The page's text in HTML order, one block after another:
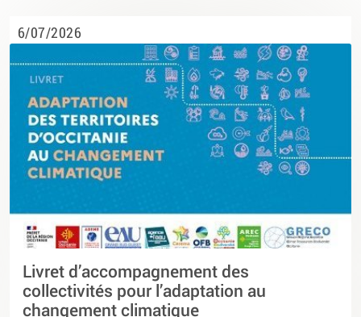
6/07/2026
Livret d’accompagnement des
collectivités pour l’adaptation au
changement climatique